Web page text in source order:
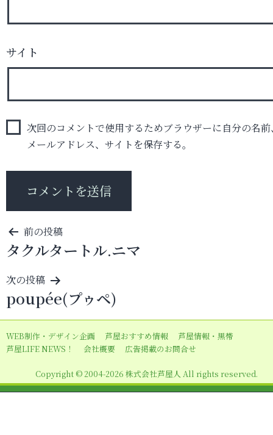
サイト
次回のコメントで使用するためブラウザーに自分の名前
メールアドレス、サイトを保存する。
投
稿
ナ
ビ
ゲ
ー
シ
ン
前の投稿
タクルタートル.ニマ
次の投稿
poupée(プゥペ)
WEB制作・デザイン企画 芦屋おすすめ情報
芦屋情報・黒帯
芦屋LIFE NEWS！
会社概要 広告掲載のお問合せ
Copyright © 2004-2026 株式会社芦屋人 All rights reserved.